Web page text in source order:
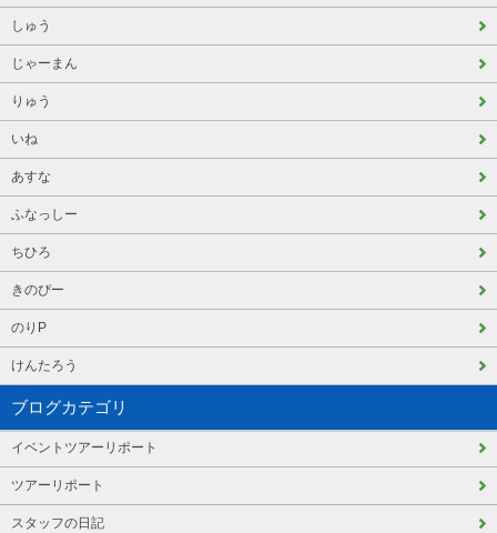
しゅう
じゃーまん
りゅう
いね
あすな
ふなっしー
ちひろ
きのぴー
のりP
けんたろう
ブログカテゴリ
イベントツアーリポート
ツアーリポート
スタッフの日記